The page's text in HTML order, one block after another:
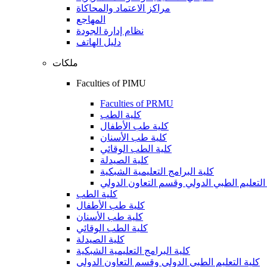
مراكز الاعتماد والمحاكاة
المهاجع
نظام إدارة الجودة
دليل الهاتف
ملكات
Faculties of PIMU
Faculties of PRMU
كلية الطب
كلية طب الأطفال
كلية طب الأسنان
كلية الطب الوقائي
كلية الصيدلة
كلية البرامج التعليمية الشبكية
التعليم الطبي الدولي وقسم التعاون الدولي
كلية الطب
كلية طب الأطفال
كلية طب الأسنان
كلية الطب الوقائي
كلية الصيدلة
كلية البرامج التعليمية الشبكية
كلية التعليم الطبي الدولي وقسم التعاون الدولي